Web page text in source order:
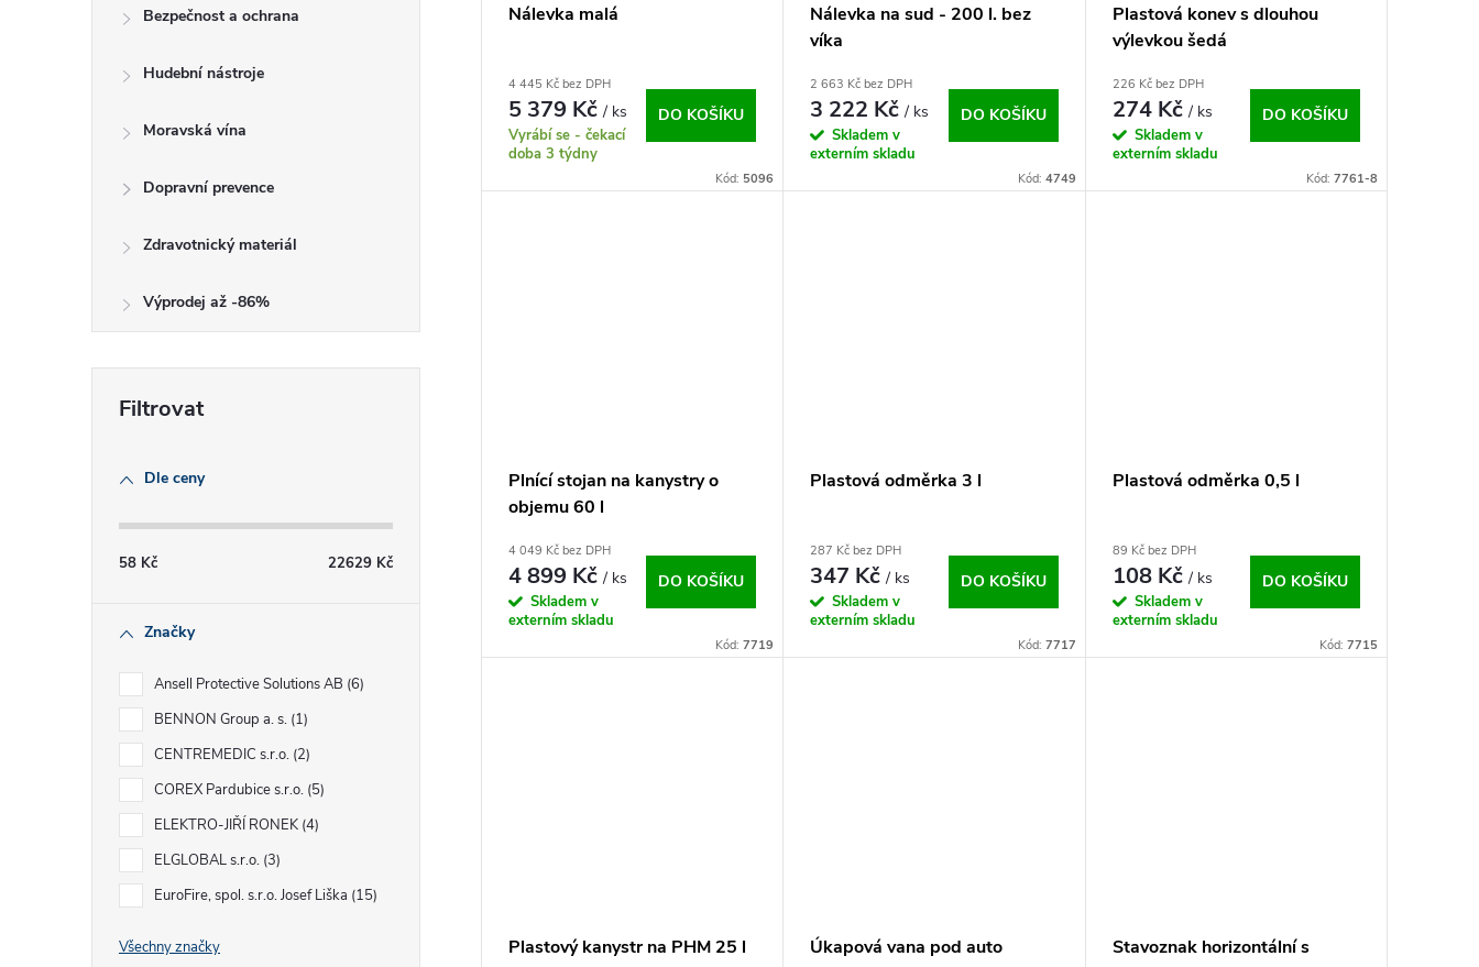
Bezpečnost a ochrana
Hudební nástroje
Moravská vína
Dopravní prevence
Zdravotnický materiál
Výprodej až -86%
Dle ceny
58 Kč 22629 Kč
Značky
Ansell Protective Solutions AB 6
BENNON Group a. s. 1
CENTREMEDIC s.r.o. 2
COREX Pardubice s.r.o. 5
ELEKTRO-JIŘÍ RONEK 4
ELGLOBAL s.r.o. 3
EuroFire, spol. s.r.o. Josef Liška 15
Všechny značky
Nálevka malá
4 445 Kč bez DPH
5 379 Kč/ ks
Vyrábí se - čekací
doba 3 týdny
DO KOŠÍKU
Kód: 5096
Nálevka na sud - 200 l. bez
víka
2 663 Kč bez DPH
3 222 Kč/ ks
Skladem v
externím skladu
DO KOŠÍKU
Kód: 4749
Plastová konev s dlouhou
výlevkou šedá
226 Kč bez DPH
274 Kč/ ks
Skladem v
externím skladu
DO KOŠÍKU
Kód: 7761-8
Plnící stojan na kanystry o
objemu 60 l
4 049 Kč bez DPH
4 899 Kč/ ks
Skladem v
externím skladu
DO KOŠÍKU
Kód:7719
Plastová odměrka 3 l
287 Kč bez DPH
347 Kč/ ks
Skladem v
externím skladu
DO KOŠÍKU
Kód: 7717
Plastová odměrka 0,5 l
89 Kč bez DPH
108 Kč/ ks
Skladem v
externím skladu
DO KOŠÍKU
Kód: 7715
Plastový kanystr na PHM 25 l Úkapová vana pod auto
Stavoznak horizontální s